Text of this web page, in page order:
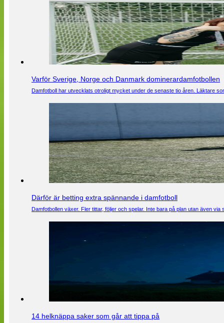
Varför Sverige, Norge och Danmark dominerardamfotbollen
Damfotboll har utvecklats otroligt mycket under de senaste tio åren. Läktare
Därför är betting extra spännande i damfotboll
Damfotbollen växer. Fler tittar, följer och spelar. Inte bara på plan utan även
14 helknäppa saker som går att tippa på